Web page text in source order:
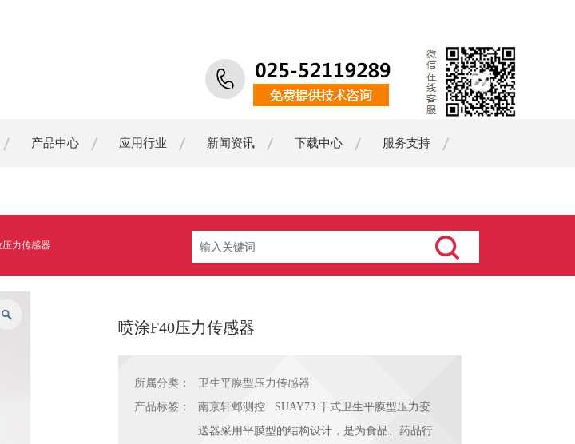
产品中心 应用行业 新闻资讯 下载中心 服务支持
压力传感器
喷涂F40压力传感器
所属分类：
卫生平膜型压力传感器
产品标签：
南京轩邺测控 SUAY73 干式卫生平膜型压力变
送器采用平膜型的结构设计，是为食品、药品行